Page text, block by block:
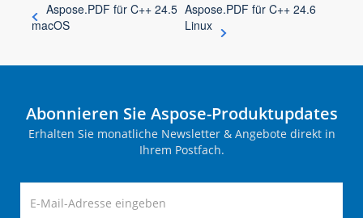
Aspose.PDF für C++ 24.5
macOS
Aspose.PDF für C++ 24.6
Linux
Abonnieren Sie Aspose-Produktupdates
Erhalten Sie monatliche Newsletter & Angebote direkt in
Ihrem Postfach.